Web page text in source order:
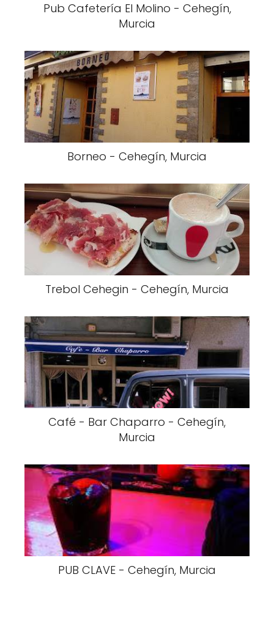
Pub Cafetería El Molino - Cehegín,
Murcia
Borneo - Cehegín, Murcia
Trebol Cehegin - Cehegín, Murcia
Café - Bar Chaparro - Cehegín,
Murcia
PUB CLAVE - Cehegín, Murcia